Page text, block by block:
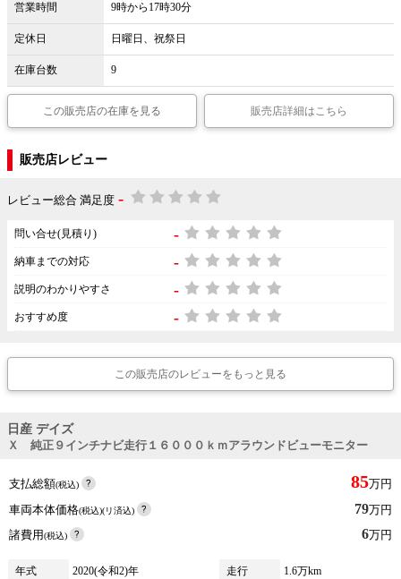
営業時間 9時から17時30分
定休日 日曜日、祝祭日
在庫台数 9
この販売店の在庫を見る 販売店詳細はこちら
販売店レビュー
レビュー総合 満足度 -
問い合せ(見積り) -
納車までの対応 -
説明のわかりやすさ -
おすすめ度 -
この販売店のレビューをもっと見る
日産 デイズ
Ｘ 純正９インチナビ走行１６０００ｋｍアラウンドビューモニター
支払総額(税込) 85万円
車両本体価格(税込)(リ済込) 79万円
諸費用(税込) 6万円
年式 2020(令和2)年 走行
1.6万km